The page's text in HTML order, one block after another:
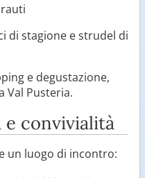
di stagione e strudel di
e degustazione,
Val Pusteria.
e convivialità
un luogo di incontro: